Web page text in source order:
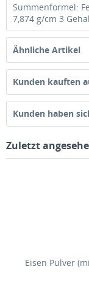
Summenformel:
7,874 g/cm 3
Ähnliche Artikel
Kunden kauften
Kunden haben
Zuletzt
Eisen Pulver